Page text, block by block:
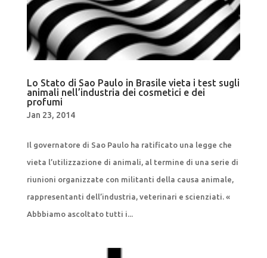
Lo Stato di Sao Paulo in Brasile vieta i test sugli
animali nell’industria dei cosmetici e dei
profumi
Jan 23, 2014
Il governatore di Sao Paulo ha ratificato una legge che
vieta l’utilizzazione di animali, al termine di una serie di
riunioni organizzate con militanti della causa animale,
rappresentanti dell’industria, veterinari e scienziati. «
Abbbiamo ascoltato tutti i...